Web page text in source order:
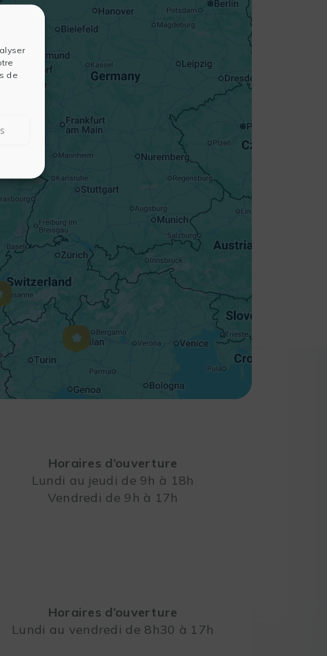
de
Horaires d’ouverture
Lundi au jeudi de 9h à 18h
Vendredi de 9h à 17h
Horaires d’ouverture
Lundi au vendredi de 8h30 à 17h